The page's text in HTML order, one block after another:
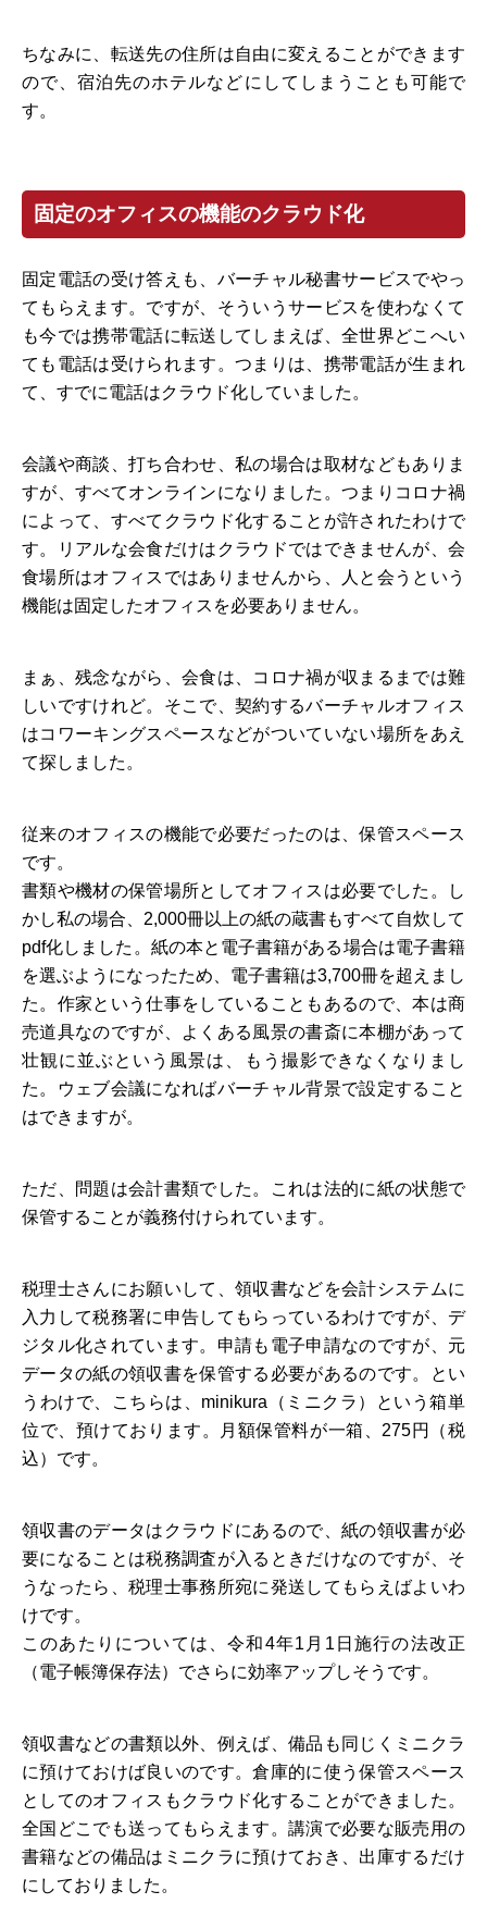
ちなみに、転送先の住所は自由に変えることができます
ので、宿泊先のホテルなどにしてしまうことも可能で
す。
固定のオフィスの機能のクラウド化
固定電話の受け答えも、バーチャル秘書サービスでやっ
てもらえます。ですが、そういうサービスを使わなくて
も今では携帯電話に転送してしまえば、全世界どこへい
ても電話は受けられます。つまりは、携帯電話が生まれ
て、すでに電話はクラウド化していました。
会議や商談、打ち合わせ、私の場合は取材などもありま
すが、すべてオンラインになりました。つまりコロナ禍
によって、すべてクラウド化することが許されたわけで
す。リアルな会食だけはクラウドではできませんが、会
食場所はオフィスではありませんから、人と会うという
機能は固定したオフィスを必要ありません。
まぁ、残念ながら、会食は、コロナ禍が収まるまでは難
しいですけれど。そこで、契約するバーチャルオフィス
はコワーキングスペースなどがついていない場所をあえ
て探しました。
従来のオフィスの機能で必要だったのは、保管スペース
です。
書類や機材の保管場所としてオフィスは必要でした。し
かし私の場合、2,000冊以上の紙の蔵書もすべて自炊して
pdf化しました。紙の本と電子書籍がある場合は電子書籍
を選ぶようになったため、電子書籍は3,700冊を超えまし
た。作家という仕事をしていることもあるので、本は商
売道具なのですが、よくある風景の書斎に本棚があって
壮観に並ぶという風景は、もう撮影できなくなりまし
た。ウェブ会議になればバーチャル背景で設定すること
はできますが。
ただ、問題は会計書類でした。これは法的に紙の状態で
保管することが義務付けられています。
税理士さんにお願いして、領収書などを会計システムに
入力して税務署に申告してもらっているわけですが、デ
ジタル化されています。申請も電子申請なのですが、元
データの紙の領収書を保管する必要があるのです。とい
うわけで、こちらは、minikura（ミニクラ）という箱単
位で、預けております。月額保管料が一箱、275円（税
込）です。
領収書のデータはクラウドにあるので、紙の領収書が必
要になることは税務調査が入るときだけなのですが、そ
うなったら、税理士事務所宛に発送してもらえばよいわ
けです。
このあたりについては、令和4年1月1日施行の法改正
（電子帳簿保存法）でさらに効率アップしそうです。
領収書などの書類以外、例えば、備品も同じくミニクラ
に預けておけば良いのです。倉庫的に使う保管スペース
としてのオフィスもクラウド化することができました。
全国どこでも送ってもらえます。講演で必要な販売用の
書籍などの備品はミニクラに預けておき、出庫するだけ
にしておりました。